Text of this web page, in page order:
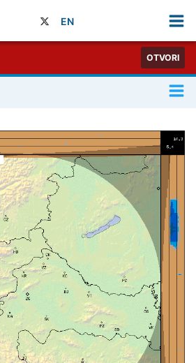
EN
OTVORI